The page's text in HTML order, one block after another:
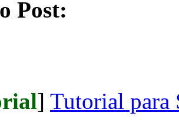
Post:
] Tutorial para